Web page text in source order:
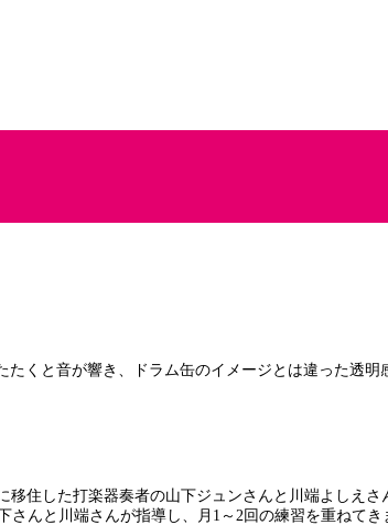
くと音が響き、ドラム缶のイメージとは違った透
住した打楽器奏者の山下ジュンさんと川端よしえ
んと川端さんが指導し、月1～2回の練習を重ねて